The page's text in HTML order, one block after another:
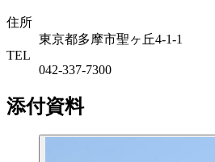
住所
東京都多摩市聖ヶ丘4-1-1
TEL
042-337-7300
添付資料